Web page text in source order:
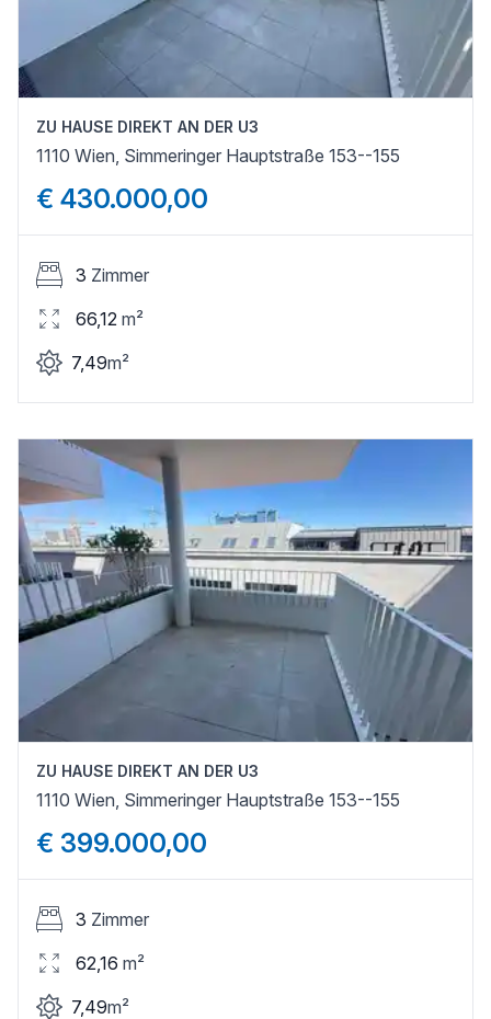
ZU HAUSE DIREKT AN DER U3
1110 Wien, Simmeringer Hauptstraße 153--155
€ 430.000,00
3 Zimmer
66,12 m²
7,49m²
ZU HAUSE DIREKT AN DER U3
1110 Wien, Simmeringer Hauptstraße 153--155
€ 399.000,00
3 Zimmer
62,16 m²
7,49m²